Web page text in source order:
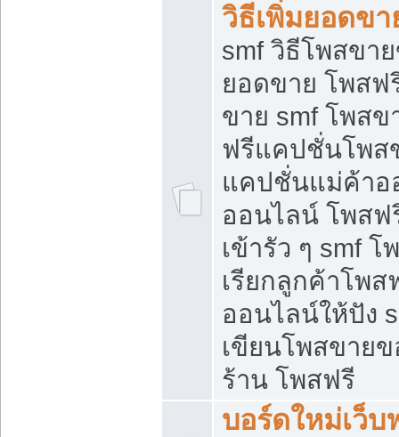
วิธีเพิ่มยอดข
smf วิธีโพสขา
ยอดขาย โพสฟ
ขาย smf โพส
ฟรีแคปชั่นโพส
แคปชั่นแม่ค้า
ออนไลน์ โพสฟ
เข้ารัว ๆ smf
เรียกลูกค้าโพส
ออนไลน์ให้ปัง
เขียนโพสขาย
ร้าน โพสฟรี
บอร์ดใหม่เว็บ